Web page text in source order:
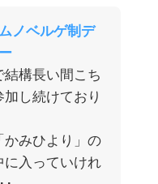
ノベルゲ制デ
構長い間こち
し続けており
かみひより」の
に入っていけれ